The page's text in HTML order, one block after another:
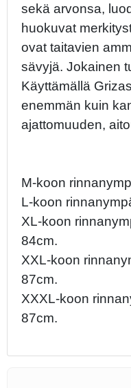
sekä arvonsa,
huokuvat
ovat taitavien
sävyjä. Jokainen
Käyttämällä
enemmän kuin
ajattomuuden,
M-koon
L-koon
XL-koon
84cm.
XXL-koon
87cm.
XXXL-koon
87cm.